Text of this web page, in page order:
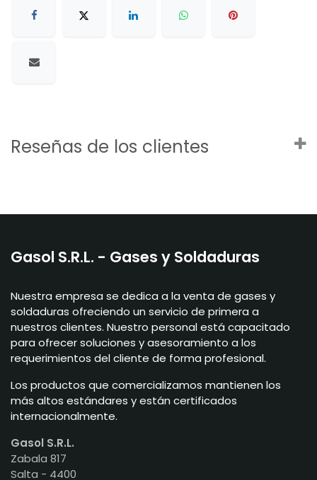
Reseñas de los clientes
Gasol S.R.L. - Gases y Soldaduras
Nuestra empresa se dedica a la venta de gases y
soldaduras ofreciendo un servicio de primera a
nuestros clientes. Nuestro personal está capacitado
para ofrecer soluciones y asesoramiento a los
requerimientos del cliente de forma profesional.
Los productos que comercializamos mantienen los
más altos estándares y están certificados
internacionalmente.
Gasol S.R.L.
Zabala 817
Salta - 4400